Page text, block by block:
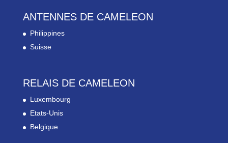
ANTENNES DE CAMELEON
Philippines
Suisse
RELAIS DE CAMELEON
Luxembourg
Etats-Unis
Belgique